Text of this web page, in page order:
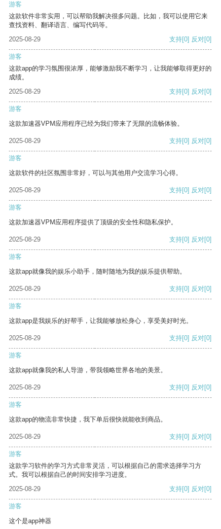
游客
这款软件非常实用，可以帮助我解决很多问题。比如，我可以使用它来
查找资料、翻译语言、编写代码等。
2025-08-29
支持[0] 反对[0]
游客
这款app的学习氛围很浓厚，能够激励我不断学习，让我能够取得更好的
成绩。
2025-08-29
支持[0] 反对[0]
游客
这款加速器VPM应用程序已经为我们带来了无限的流畅体验。
2025-08-29 支持[0] 反对[0]
游客
这款软件的社区氛围非常好，可以与其他用户交流学习心得。
2025-08-29 支持[0] 反对[0]
游客
这款加速器VPM应用程序提供了顶级的安全性和隐私保护。
2025-08-29 支持[0] 反对[0]
游客
这款app就像我的娱乐小助手，随时随地为我的娱乐提供帮助。
2025-08-29 支持[0] 反对[0]
游客
这款app是我娱乐的好帮手，让我能够放松身心，享受美好时光。
2025-08-29 支持[0] 反对[0]
游客
这款app就像我的私人导游，带我领略世界各地的美景。
2025-08-29 支持[0] 反对[0]
游客
这款app的物流非常快捷，我下单后很快就能收到商品。
2025-08-29 支持[0] 反对[0]
游客
这款学习软件的学习方式非常灵活，可以根据自己的需求选择学习方
式。我可以根据自己的时间安排学习进度。
2025-08-29
支持[0] 反对[0]
游客
这个是app神器